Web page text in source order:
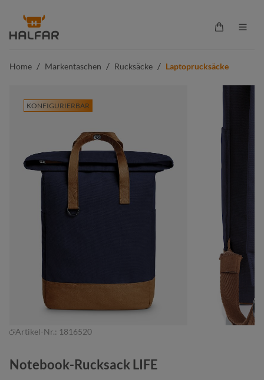
springen
Home / Markentaschen / Rucksäcke / Laptoprucksäcke
KONFIGURIERBAR
Artikel-Nr.: 1816520
Notebook-Rucksack LIFE